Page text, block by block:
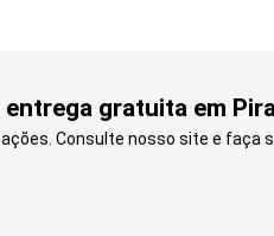
gratuita em
Consulte nosso site e faça